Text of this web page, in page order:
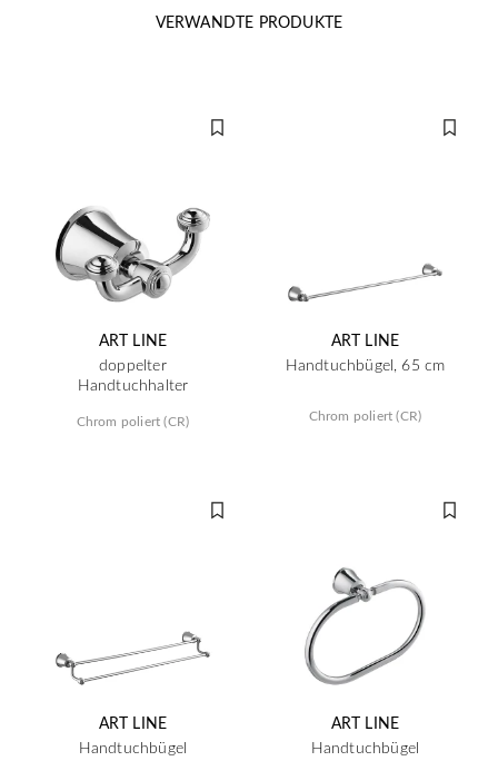
VERWANDTE PRODUKTE
ART LINE
doppelter
Handtuchhalter
Chrom poliert (CR)
ART LINE
Handtuchbügel, 65 cm
Chrom poliert (CR)
ART LINE
Handtuchbügel
ART LINE
Handtuchbügel